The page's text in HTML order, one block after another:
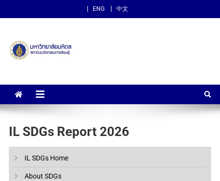
ENG 中文
สถาบันนวัตกรรมการเรียนรู้
IL SDGs Report 2026
IL SDGs Home
About SDGs